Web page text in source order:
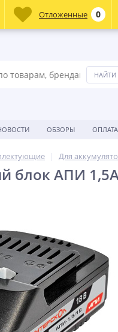
ОБЗОРЫ ОПЛАТА
Для
блок АПИ
Отложенные 0